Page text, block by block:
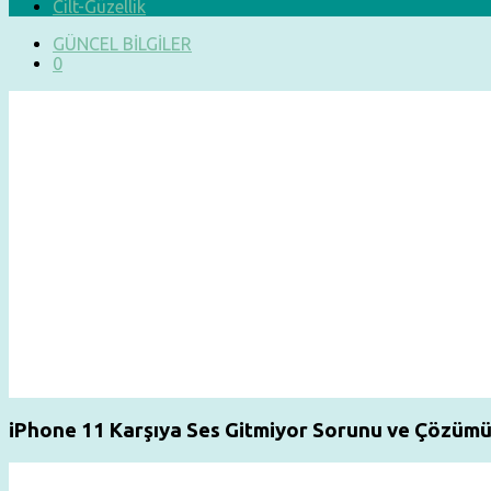
Cilt-Güzellik
GÜNCEL BİLGİLER
0
iPhone 11 Karşıya Ses Gitmiyor Sorunu ve Çözümü